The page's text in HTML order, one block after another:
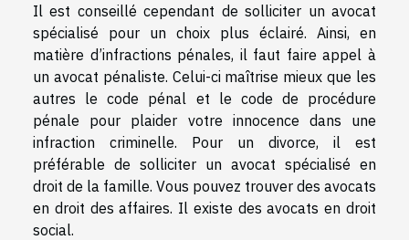
Il est conseillé cependant de solliciter un avocat
spécialisé pour un choix plus éclairé. Ainsi, en
matière d’infractions pénales, il faut faire appel à
un avocat pénaliste. Celui-ci maîtrise mieux que les
autres le code pénal et le code de procédure
pénale pour plaider votre innocence dans une
infraction criminelle. Pour un divorce, il est
préférable de solliciter un avocat spécialisé en
droit de la famille. Vous pouvez trouver des avocats
en droit des affaires. Il existe des avocats en droit
social.